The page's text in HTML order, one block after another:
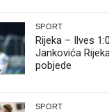
SPORT
Rijeka – Ilves
Jankovića
pobjede
SPORT